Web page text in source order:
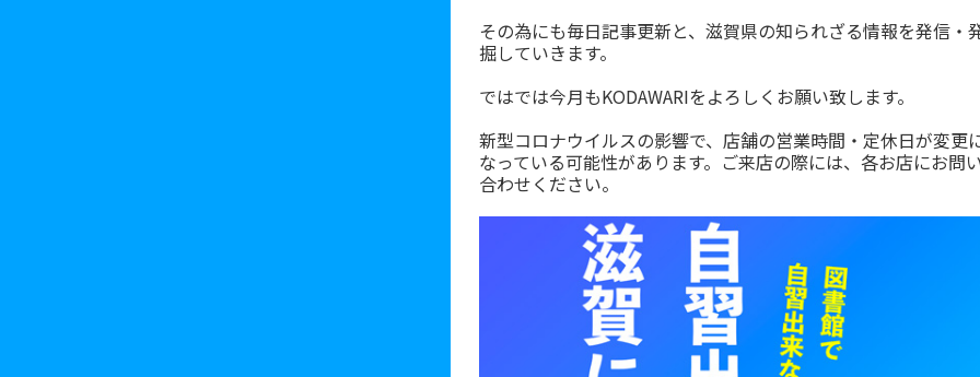
その為にも毎日記事更新と、滋賀県の知られざる情報を発信・
掘していきます。
ではでは今月もKODAWARIをよろしくお願い致します。
新型コロナウイルスの影響で、店舗の営業時間・定休日が変更
なっている可能性があります。ご来店の際には、各お店にお問
合わせください。